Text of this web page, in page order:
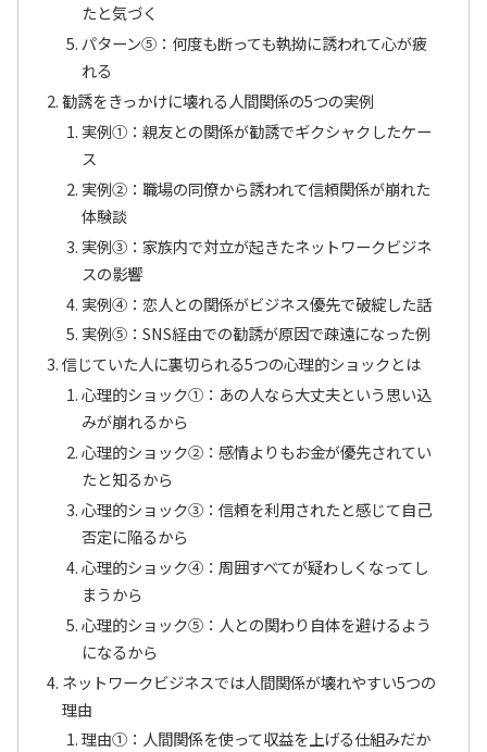
たと気づく
パターン⑤：何度も断っても執拗に誘われて心が疲
れる
勧誘をきっかけに壊れる人間関係の5つの実例
実例①：親友との関係が勧誘でギクシャクしたケー
ス
実例②：職場の同僚から誘われて信頼関係が崩れた
体験談
実例③：家族内で対立が起きたネットワークビジネ
スの影響
実例④：恋人との関係がビジネス優先で破綻した話
実例⑤：SNS経由での勧誘が原因で疎遠になった例
信じていた人に裏切られる5つの心理的ショックとは
心理的ショック①：あの人なら大丈夫という思い込
みが崩れるから
心理的ショック②：感情よりもお金が優先されてい
たと知るから
心理的ショック③：信頼を利用されたと感じて自己
否定に陥るから
心理的ショック④：周囲すべてが疑わしくなってし
まうから
心理的ショック⑤：人との関わり自体を避けるよう
になるから
ネットワークビジネスでは人間関係が壊れやすい5つの
理由
理由①：人間関係を使って収益を上げる仕組みだか